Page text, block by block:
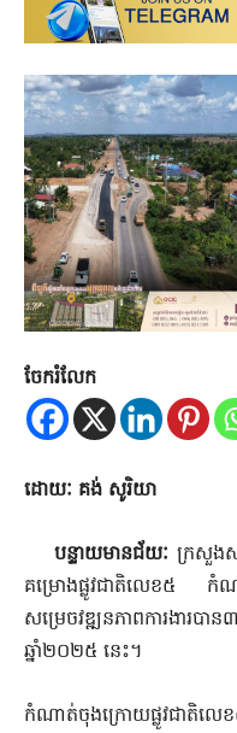
ចែករំលែក
ដោយៈ គង់ សូរិយា
បន្ទាយមានជ័យៈ ក្រសួងស
គម្រោងផ្លូវជាតិលេខ៥
សម្រេចវឌ្ឍនភាពការងារ
ឆ្នាំ២០២៥ នេះ។
កំណាត់ចុងក្រោយផ្លូវជាតិល